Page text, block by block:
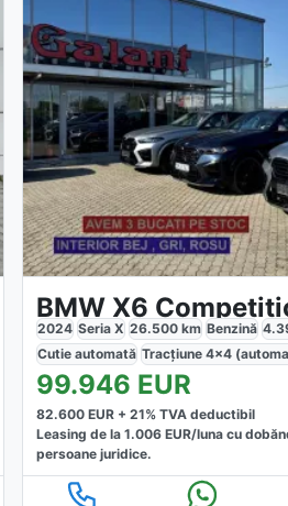
BMW X6
2024 Seria X 26.500km Benzină
Cutie automată Tracțiune 4x4
99.946 EUR
82.600EUR + 21% TVA deductibil
Leasing de la 1.006EUR/lunacu
persoane juridice.